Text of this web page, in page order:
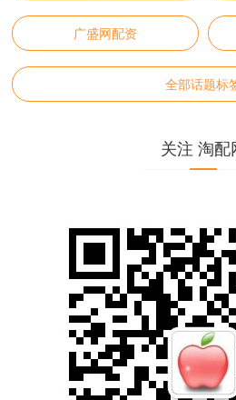
广盛网配资
全部话题标
关注 淘配